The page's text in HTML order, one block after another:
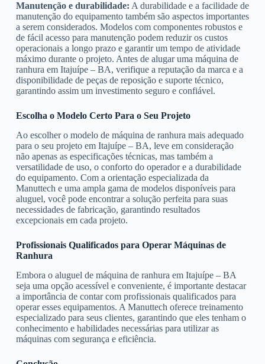
Manutenção e durabilidade: A durabilidade e a facilidade de
manutenção do equipamento também são aspectos importantes
a serem considerados. Modelos com componentes robustos e
de fácil acesso para manutenção podem reduzir os custos
operacionais a longo prazo e garantir um tempo de atividade
máximo durante o projeto. Antes de alugar uma máquina de
ranhura em Itajuípe – BA, verifique a reputação da marca e a
disponibilidade de peças de reposição e suporte técnico,
garantindo assim um investimento seguro e confiável.
Escolha o Modelo Certo Para o Seu Projeto
Ao escolher o modelo de máquina de ranhura mais adequado
para o seu projeto em Itajuípe – BA, leve em consideração
não apenas as especificações técnicas, mas também a
versatilidade de uso, o conforto do operador e a durabilidade
do equipamento. Com a orientação especializada da
Manuttech e uma ampla gama de modelos disponíveis para
aluguel, você pode encontrar a solução perfeita para suas
necessidades de fabricação, garantindo resultados
excepcionais em cada projeto.
Profissionais Qualificados para Operar Máquinas de
Ranhura
Embora o aluguel de máquina de ranhura em Itajuípe – BA
seja uma opção acessível e conveniente, é importante destacar
a importância de contar com profissionais qualificados para
operar esses equipamentos. A Manuttech oferece treinamento
especializado para seus clientes, garantindo que eles tenham o
conhecimento e habilidades necessárias para utilizar as
máquinas com segurança e eficiência.